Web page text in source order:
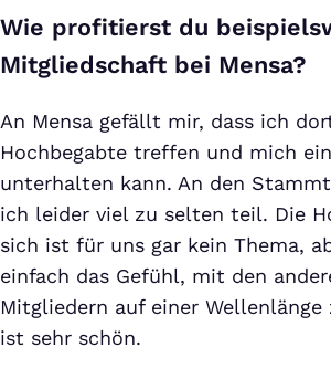
Wie profitierst du
Mitgliedschaft bei Mensa?
An Mensa gefällt mir, dass ich
Hochbegabte treffen und mich
unterhalten kann. An den
ich leider viel zu selten teil. Die
sich ist für uns gar kein Thema,
einfach das Gefühl, mit den
Mitgliedern auf einer Wellenlänge
ist sehr schön.